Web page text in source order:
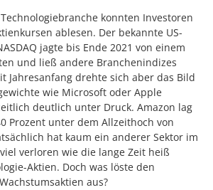
konnten Investoren
ablesen. Der bekannte US-
jagte bis Ende 2021 von einem
und ließ andere Branchenindizes
Jahresanfang drehte sich aber das Bild
wie Microsoft oder Apple
deutlich unter Druck. Amazon lag
Prozent unter dem Allzeithoch von
hat kaum ein anderer Sektor im
verloren wie die lange Zeit heiß
Aktien. Doch was löste den
aus?